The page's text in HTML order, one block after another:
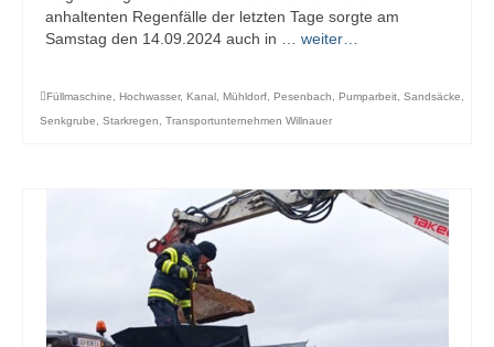
anhaltenten Regenfälle der letzten Tage sorgte am
Samstag den 14.09.2024 auch in … weiter…
Füllmaschine Hochwasser, Kanal Mühldorf Pesenbach Pumparbeit Sandsäcke
Senkgrube
Starkregen Transportunternehmen Willnauer